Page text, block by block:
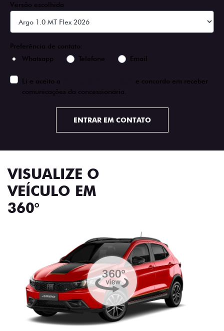
Versão escolhida
Preferência de contato:
Whatsapp
Telefone Email
Li e aceito a
e concordo em receber
comunicações da concessionária.
ENTRAR EM CONTATO
VISUALIZE O
VEÍCULO EM
360°